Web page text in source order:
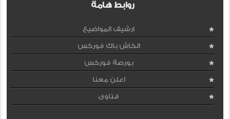
روابط هامة
ارشيف المواضيع
الكاش باك فوركس
بورصة فوركس
اعلن معنا
فتاوى